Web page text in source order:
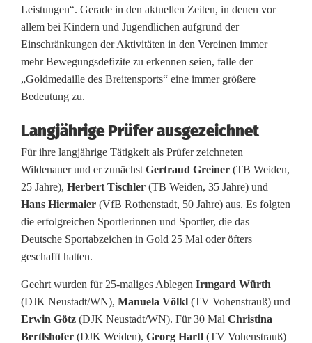
u
s
c
h
a
g
e
n
Leistungen“. Gerade in den aktuellen Zeiten, in denen vor
allem bei Kindern und Jugendlichen aufgrund der
Einschränkungen der Aktivitäten in den Vereinen immer
mehr Bewegungsdefizite zu erkennen seien, falle der
„Goldmedaille des Breitensports“ eine immer größere
Bedeutung zu.
Langjährige Prüfer ausgezeichnet
Für ihre langjährige Tätigkeit als Prüfer zeichneten
Wildenauer und er zunächst Gertraud Greiner (TB Weiden,
25 Jahre), Herbert Tischler (TB Weiden, 35 Jahre) und
Hans Hiermaier (VfB Rothenstadt, 50 Jahre) aus. Es folgten
die erfolgreichen Sportlerinnen und Sportler, die das
Deutsche Sportabzeichen in Gold 25 Mal oder öfters
geschafft hatten.
Geehrt wurden für 25-maliges Ablegen Irmgard Würth
(DJK Neustadt/WN), Manuela Völkl (TV Vohenstrauß) und
Erwin Götz (DJK Neustadt/WN). Für 30 Mal Christina
Bertlshofer (DJK Weiden), Georg Hartl (TV Vohenstrauß)